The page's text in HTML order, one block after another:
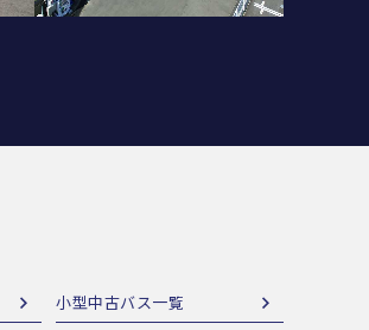
小型中古バス一覧